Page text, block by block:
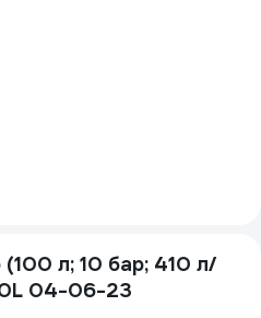
л; 10 бар; 410 л/
04-06-23